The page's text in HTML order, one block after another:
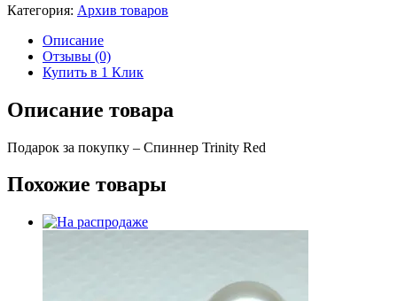
Категория: Архив товаров
Описание
Отзывы (0)
Купить в 1 Клик
Описание товара
Подарок за покупку – Спиннер Trinity Red
Похожие товары